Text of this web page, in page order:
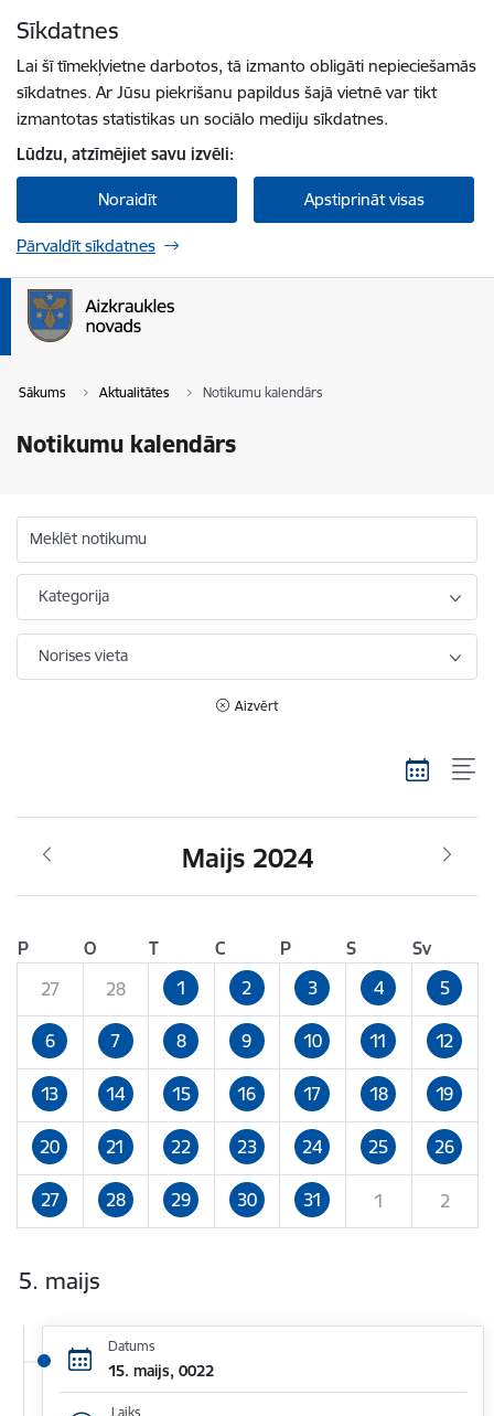
Sīkdatnes
Lai šī tīmekļvietne darbotos, tā izmanto obligāti nepieciešamās
sīkdatnes. Ar Jūsu piekrišanu papildus šajā vietnē var tikt
izmantotas statistikas un sociālo mediju sīkdatnes.
Lūdzu, atzīmējiet savu izvēli:
Noraidīt Apstiprināt visas
Pārvaldīt sīkdatnes
Sākums Aktualitātes Notikumu kalendārs
Notikumu kalendārs
Meklēt notikumu
Kategorija
Norises vieta
Aizvērt
Maijs 2024
P O T C P S
Sv
27
28 1 2 3 4 5
6 7 8 9 10 11 12
13 14 15 16 17 18 19
20 21 22 23 24 25 26
27 28 29 30 31 1 2
5. maijs
Datums
15. maijs, 0022
Laiks